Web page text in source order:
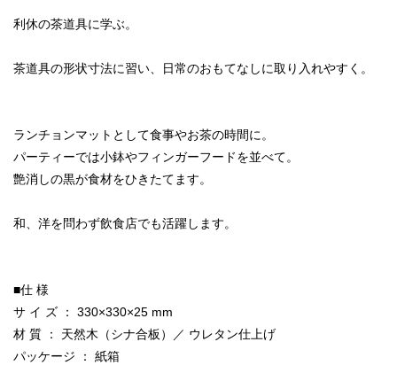
利休の茶道具に学ぶ。
茶道具の形状寸法に習い、日常のおもてなしに取り入れやすく。
ランチョンマットとして食事やお茶の時間に。
パーティーでは小鉢やフィンガーフードを並べて。
艶消しの黒が食材をひきたてます。
和、洋を問わず飲食店でも活躍します。
■仕 様
サ イ ズ ： 330×330×25 mm
材 質 ： 天然木（シナ合板）／ ウレタン仕上げ
パッケージ ： 紙箱